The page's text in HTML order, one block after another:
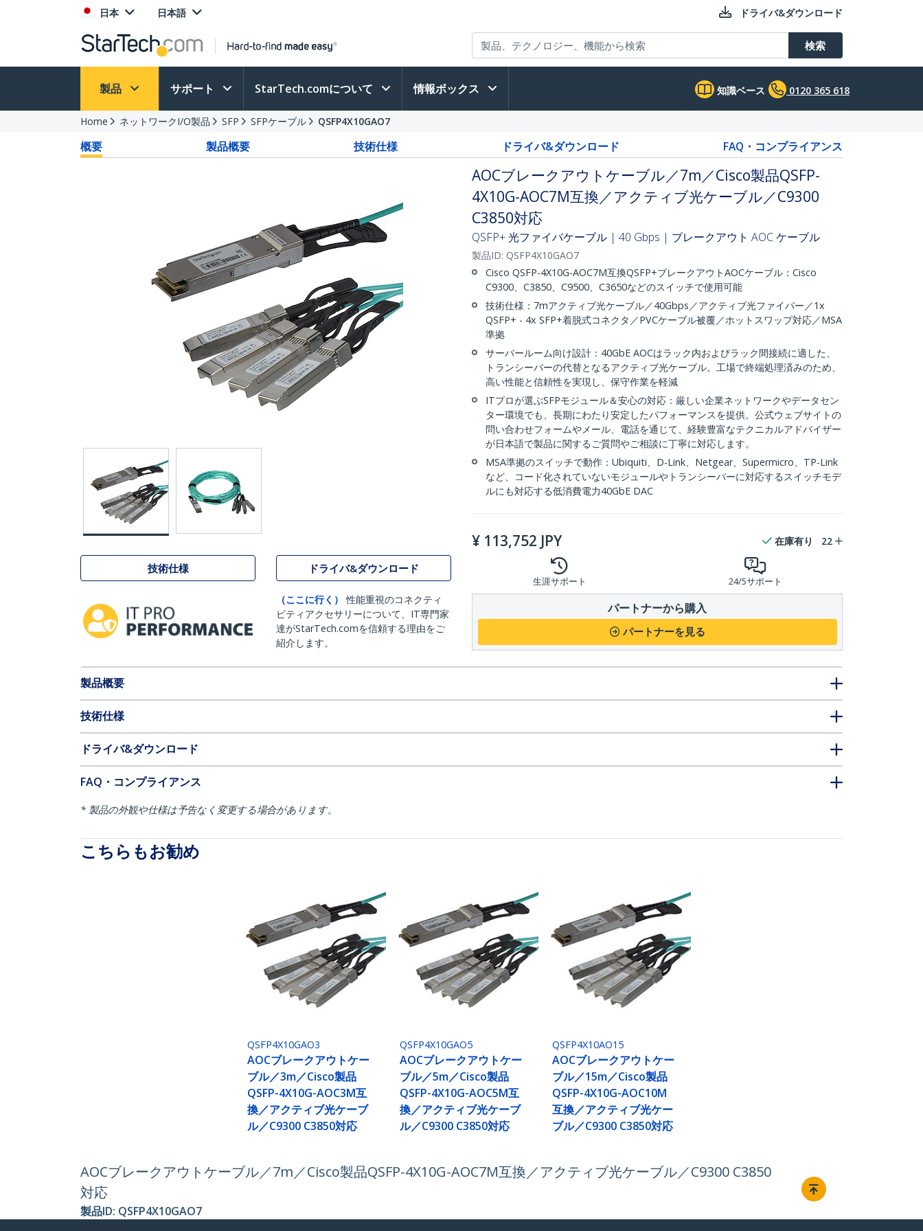
日本 日本語 ドライバ&ダウンロード
検索
製品 サポート StarTech.comについて 情報ボックス 知識ベース 0120 365 618
Home ネットワークI/O製品 SFP SFPケーブル QSFP4X10GAO7
概要 製品概要 技術仕様 ドライバ&ダウンロード FAQ・コンプライアンス
技術仕様 ドライバ&ダウンロード
（ここに行く）
性能重視のコネクティ
ビティアクセサリーについて、IT専門家
達がStarTech.comを信頼する理由をご
紹介します。
AOCブレークアウトケーブル／7m／Cisco製品QSFP-
4X10G-AOC7M互換／アクティブ光ケーブル／C9300
C3850対応
QSFP+ 光ファイバケーブル | 40 Gbps | ブレークアウト AOC ケーブル
製品ID: QSFP4X10GAO7
Cisco QSFP-4X10G-AOC7M互換QSFP+ブレークアウトAOCケーブル：Cisco
C9300、C3850、C9500、C3650などのスイッチで使用可能
技術仕様：7mアクティブ光ケーブル／40Gbps／アクティブ光ファイバー／1x
QSFP+ - 4x SFP+着脱式コネクタ／PVCケーブル被覆／ホットスワップ対応／MSA
準拠
サーバールーム向け設計：40GbE AOCはラック内およびラック間接続に適した、
トランシーバーの代替となるアクティブ光ケーブル。工場で終端処理済みのため、
高い性能と信頼性を実現し、保守作業を軽減
ITプロが選ぶSFPモジュール＆安心の対応：厳しい企業ネットワークやデータセン
ター環境でも、長期にわたり安定したパフォーマンスを提供。公式ウェブサイトの
問い合わせフォームやメール、電話を通じて、経験豊富なテクニカルアドバイザー
が日本語で製品に関するご質問やご相談に丁寧に対応します。
MSA準拠のスイッチで動作：Ubiquiti、D-Link、Netgear、Supermicro、TP-Link
など、コード化されていないモジュールやトランシーバーに対応するスイッチモデ
ルにも対応する低消費電力40GbE DAC
¥ 113,752 JPY 在庫有り 22
生涯サポート 24/5サポート
パートナーから購入
パートナーを見る
製品概要
技術仕様
ドライバ&ダウンロード
FAQ・コンプライアンス
* 製品の外観や仕様は予告なく変更する場合があります。
こちらもお勧め
QSFP4X10GAO3
AOCブレークアウトケー
ブル／3m／Cisco製品
QSFP-4X10G-AOC3M互
換／アクティブ光ケーブ
ル／C9300 C3850対応
QSFP4X10GAO5
AOCブレークアウトケー
ブル／5m／Cisco製品
QSFP-4X10G-AOC5M互
換／アクティブ光ケーブ
ル／C9300 C3850対応
QSFP4X10AO15
AOCブレークアウトケー
ブル／15m／Cisco製品
QSFP-4X10G-AOC10M
互換／アクティブ光ケー
ブル／C9300 C3850対応
AOCブレークアウトケーブル／7m／Cisco製品QSFP-4X10G-AOC7M互換／アクティブ光ケーブル／C9300 C3850
対応
製品ID: QSFP4X10GAO7